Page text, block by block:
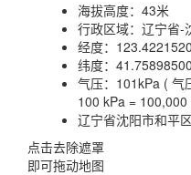
海拔高度： 43米
行政区域： 辽宁省-
经度：
纬度： 41.75898500
气压： 101kPa ( 气
100 kPa = 100,000
辽宁省沈阳市和平
点击去除遮罩
即可拖动地图